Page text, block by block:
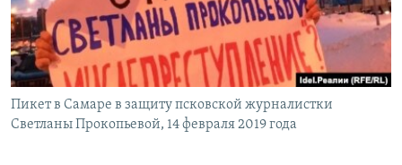
СОЦИАЛЬНЫЕ СЕТИ
Все сайты РСЕ/РС
Пикет в Самаре в защиту псковской журналистки
Светланы Прокопьевой, 14 февраля 2019 года